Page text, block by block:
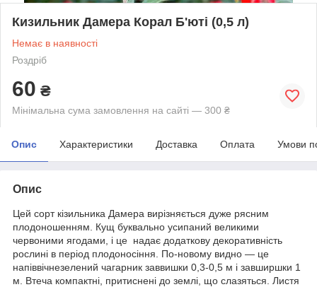
Кизильник Дамера Корал Б'юті (0,5 л)
Немає в наявності
Роздріб
60 ₴
Мінімальна сума замовлення на сайті — 300 ₴
Опис Характеристики Доставка Оплата Умови
Опис
Цей сорт кізильника Дамера вирізняється дуже рясним
плодоношенням. Кущ буквально усипаний великими
червоними ягодами, і це надає додаткову декоративність
рослині в період плодоносіння. По-новому видно — це
напіввічнезелений чагарник заввишки 0,3-0,5 м і завширшки 1
м. Втеча компактні, притиснені до землі, що слазяться. Листя